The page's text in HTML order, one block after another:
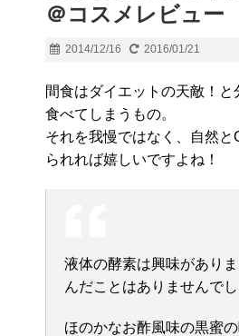
＠コスメレビュー
2014/12/16 2016/01/21
間食はダイエットの天敵！と
食べてしまうもの。
それを我慢ではなく、自然
られれば嬉しいですよね！
液体の酵素は興味があり
んだことはありませんでし
ほのかなお酢風味の黒蜜の